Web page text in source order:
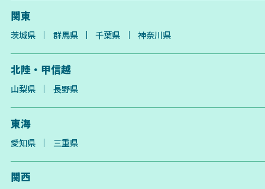
関東
茨城県 群馬県 千葉県 神奈川県
北陸・甲信越
山梨県 長野県
東海
愛知県 三重県
関西